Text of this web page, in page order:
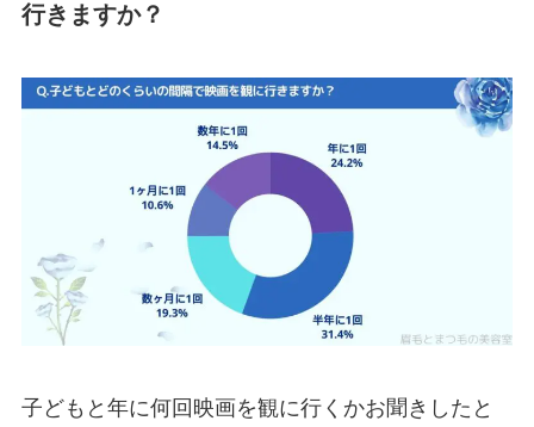
行きますか？
子どもと年に何回映画を観に行くかお聞きしたと